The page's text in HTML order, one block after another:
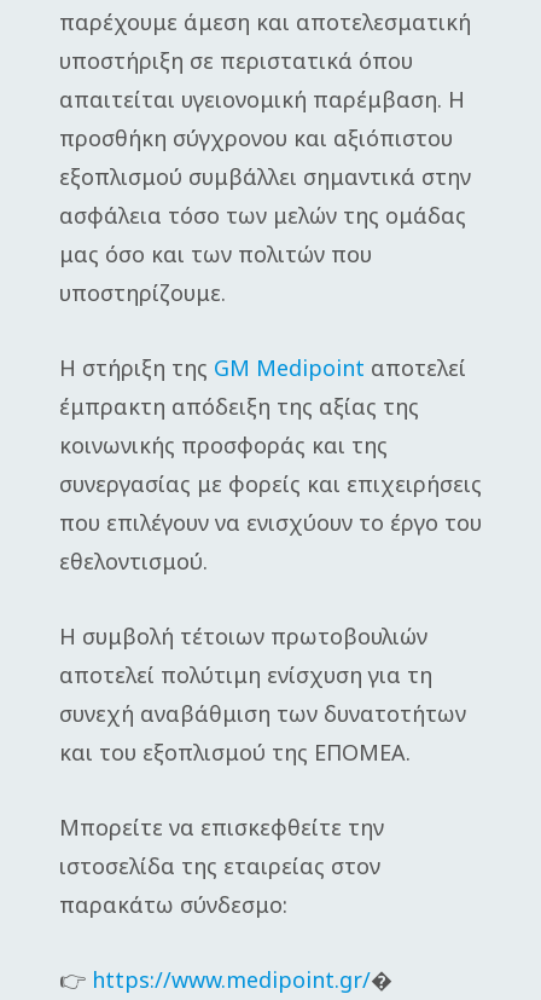
παρέχουμε άμεση και αποτελεσματική
υποστήριξη σε περιστατικά όπου
απαιτείται υγειονομική παρέμβαση. Η
προσθήκη σύγχρονου και αξιόπιστου
εξοπλισμού συμβάλλει σημαντικά στην
ασφάλεια τόσο των μελών της ομάδας
μας όσο και των πολιτών που
υποστηρίζουμε.
Η στήριξη της GM Medipoint αποτελεί
έμπρακτη απόδειξη της αξίας της
κοινωνικής προσφοράς και της
συνεργασίας με φορείς και επιχειρήσεις
που επιλέγουν να ενισχύουν το έργο του
εθελοντισμού.
Η συμβολή τέτοιων πρωτοβουλιών
αποτελεί πολύτιμη ενίσχυση για τη
συνεχή αναβάθμιση των δυνατοτήτων
και του εξοπλισμού της ΕΠΟΜΕΑ.
Μπορείτε να επισκεφθείτε την
ιστοσελίδα της εταιρείας στον
παρακάτω σύνδεσμο:
👉 https://www.medipoint.gr/�